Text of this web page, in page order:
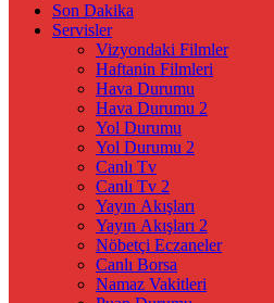
Son Dakika
Servisler
Vizyondaki Filmler
Haftanin Filmleri
Hava Durumu
Hava Durumu 2
Yol Durumu
Yol Durumu 2
Canlı Tv
Canlı Tv 2
Yayın Akışları
Yayın Akışları 2
Nöbetçi Eczaneler
Canlı Borsa
Namaz Vakitleri